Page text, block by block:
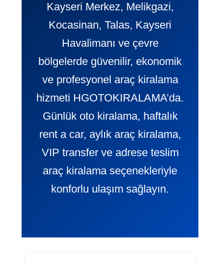
Kayseri Merkez, Melikgazi,
Kocasinan, Talas, Kayseri
Havalimanı ve çevre
bölgelerde güvenilir, ekonomik
ve profesyonel araç kiralama
hizmeti HGOTOKIRALAMA’da.
Günlük oto kiralama, haftalık
rent a car, aylık araç kiralama,
VIP transfer ve adrese teslim
araç kiralama seçenekleriyle
konforlu ulaşım sağlayın.